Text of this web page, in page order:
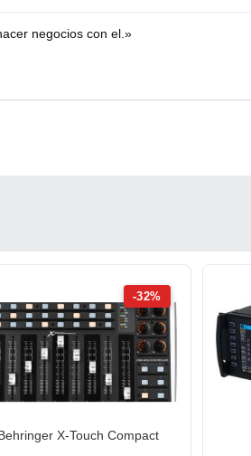
negocios con el.»
-32%
X-Touch Compact